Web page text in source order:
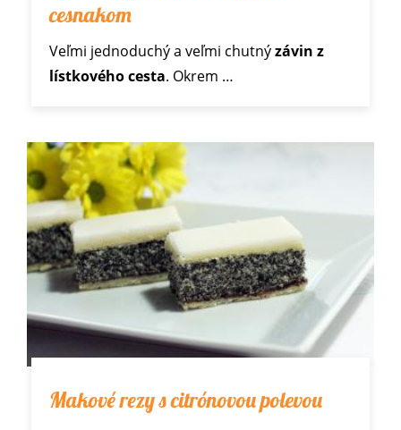
cesnakom
Veľmi jednoduchý a veľmi chutnýzávin z
lístkového cesta. Okrem …
Makové rezy s citrónovou polevou